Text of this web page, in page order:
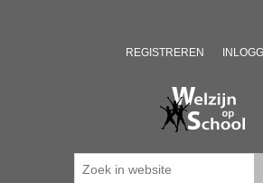
REGISTREREN